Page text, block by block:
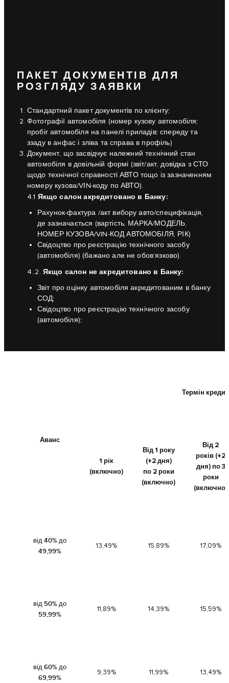
ПАКЕТ ДОКУМЕНТІВ ДЛЯ
РОЗГЛЯДУ ЗАЯВКИ
Стандартний пакет документів по клієнту;
Фотографії автомобіля (номер кузову автомобіля;
пробіг автомобіля на панелі приладів; спереду та
ззаду в анфас і зліва та справа в профіль)
Документ, що засвідчує належний технічний стан
автомобіля в довільній формі (звіт/акт, довідка з СТО
щодо технічної справності АВТО тощо із зазначенням
номеру кузова/VІN-коду по АВТО).
4.1 Якщо салон акредитовано в Банку:
Рахунок-фактура /акт вибору авто/специфікація,
де зазначається (вартість, МАРКА/МОДЕЛЬ,
НОМЕР КУЗОВА/VIN-КОД АВТОМОБІЛЯ, РІК)
Свідоцтво про реєстрацію технічного засобу
(автомобіля) (бажано але не обов’язково).
4..2. Якщо салон не акредитовано в Банку:
Звіт про оцінку автомобіля акредитованим в банку
СОД;
Свідоцтво про реєстрацію технічного засобу
(автомобіля);
Аванс
Термін
1 рік
(включно)
Від 1 року
(+2 дня)
по 2 роки
(включно)
Від 2
років (+2
дня) по 3
роки
(включно)
від 40% до
49,99%
13,49% 15,89% 17,09%
від 50% до
59,99%
11,89% 14,39% 15,59%
від 60% до
69,99%
9,39% 11,99% 13,49%